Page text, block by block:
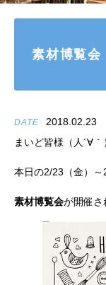
素材博覧会
DATE
2018.02.23
まいど皆様（人´∀｀
本日の2/23（金）
素材博覧会が開催さ